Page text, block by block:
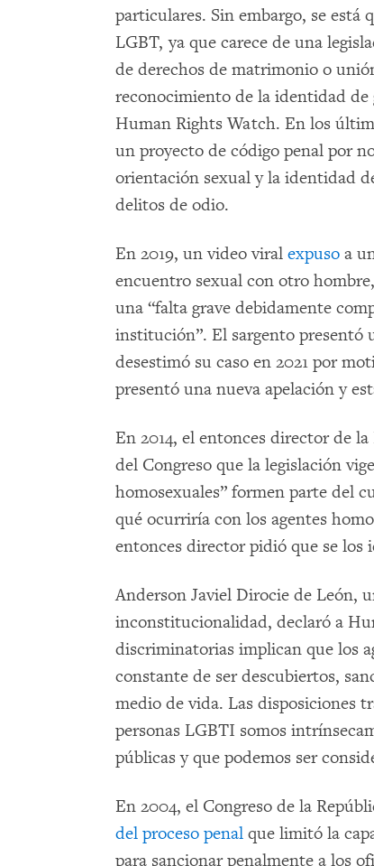
particulares. Sin embargo, se está
LGBT, ya que carece de una
de derechos de matrimonio o
reconocimiento de la identidad de
Human Rights Watch. En los
un proyecto de código penal por
orientación sexual y la identidad
delitos de odio.
En 2019, un video viral expuso a
encuentro sexual con otro
una “falta grave debidamente
institución”. El sargento
desestimó su caso en 2021 por
presentó una nueva apelación y
En 2014, el entonces director de
del Congreso que la legislación
homosexuales” formen parte del
qué ocurriría con los agentes
entonces director pidió que se los
Anderson Javiel Dirocie de León,
inconstitucionalidad, declaró a
discriminatorias implican que los
constante de ser descubiertos,
medio de vida. Las disposiciones
personas LGBTI somos
públicas y que podemos ser
En 2004, el Congreso de la
del proceso penal que limitó la
para sancionar penalmente a los